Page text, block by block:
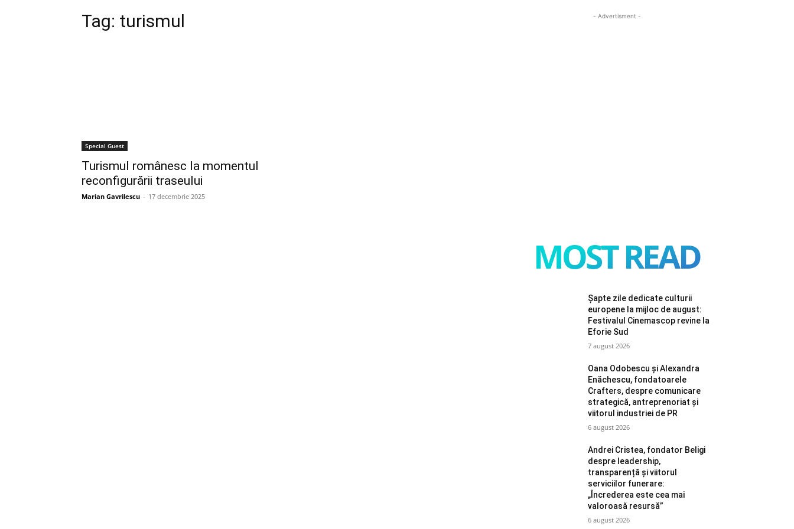
Tag: turismul
Special Guest
Turismul românesc la momentul
reconfigurării traseului
Marian Gavrilescu - 17 decembrie 2025
- Advertisment -
MOST READ
Șapte zile dedicate culturii
europene la mijloc de august:
Festivalul Cinemascop revine la
Eforie Sud
7 august 2026
Oana Odobescu și Alexandra
Enăchescu, fondatoarele
Crafters, despre comunicare
strategică, antreprenoriat și
viitorul industriei de PR
6 august 2026
Andrei Cristea, fondator Beligi
despre leadership,
transparență și viitorul
serviciilor funerare:
„Încrederea este cea mai
valoroasă resursă”
6 august 2026